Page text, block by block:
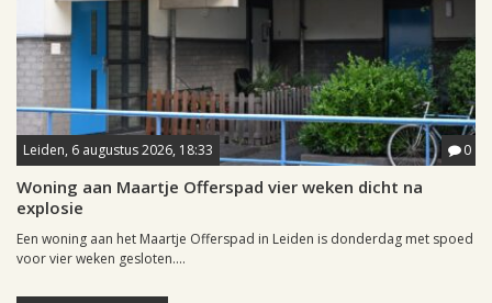
Leiden, 6 augustus 2026, 18:33 0
Woning aan Maartje Offerspad vier weken dicht na
explosie
Een woning aan het Maartje Offerspad in Leiden is donderdag met spoed
voor vier weken gesloten....